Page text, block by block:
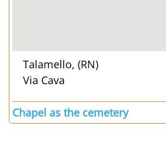
Talamello, (RN)
Via Cava
Chapel as the cemetery